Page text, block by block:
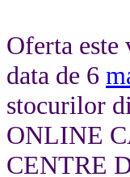
Oferta
data de 6
stocurilor
ONLINE
CENTRE